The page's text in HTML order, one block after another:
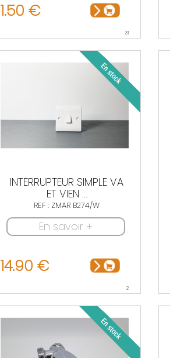
1.50 €
31
INTERRUPTEUR SIMPLE VA
ET VIEN ...
REF : ZMAR B274/W
En savoir +
14.90 €
2